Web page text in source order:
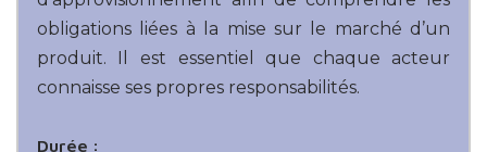
obligations liées à la mise sur le marché d’un
produit. Il est essentiel que chaque acteur
connaisse ses propres responsabilités.
Durée :